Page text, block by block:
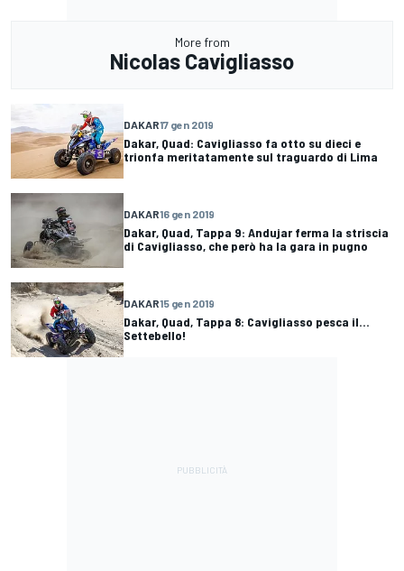
More from
Nicolas Cavigliasso
DAKAR17 gen 2019
Dakar, Quad: Cavigliasso fa otto su dieci e
trionfa meritatamente sul traguardo di Lima
DAKAR16 gen 2019
Dakar, Quad, Tappa 9: Andujar ferma la striscia
di Cavigliasso, che però ha la gara in pugno
DAKAR15 gen 2019
Dakar, Quad, Tappa 8: Cavigliasso pesca il...
Settebello!